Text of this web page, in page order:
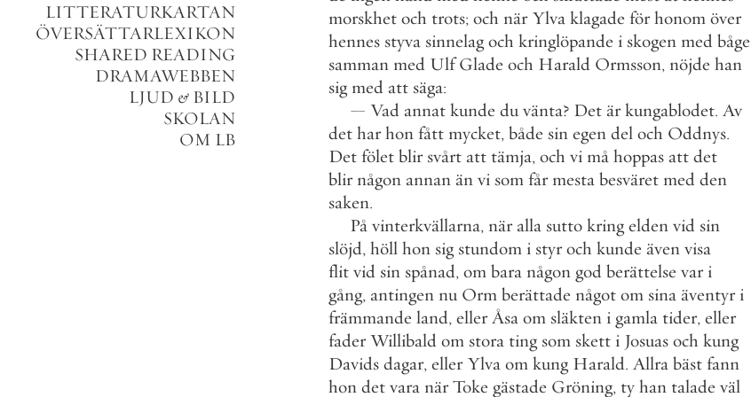
LITTERATURKARTAN
ÖVERSÄTTARLEXIKON
SHARED READING
DRAMAWEBBEN
LJUD & BILD
SKOLAN
OM LB
morskhet och trots; och när Ylva klagade för honom över
hennes styva sinnelag och kringlöpande i skogen med båge
samman med Ulf Glade och Harald Ormsson, nöjde han
sig med att säga:
— Vad annat kunde du vänta? Det är kungablodet. Av
det har hon fått mycket, både sin egen del och Oddnys.
Det fölet blir svårt att tämja, och vi må hoppas att det
blir någon annan än vi som får mesta besväret med den
saken.
På vinterkvällarna, när alla sutto kring elden vid sin
slöjd, höll hon sig stundom i styr och kunde även visa
flit vid sin spånad, om bara någon god berättelse var i
gång, antingen nu Orm berättade något om sina äventyr i
främmande land, eller Åsa om släkten i gamla tider, eller
fader Willibald om stora ting som skett i Josuas och kung
Davids dagar, eller Ylva om kung Harald. Allra bäst fann
hon det vara när Toke gästade Gröning, ty han talade väl